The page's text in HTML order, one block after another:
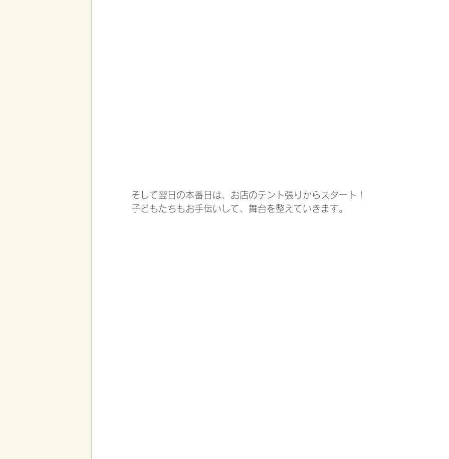
そして翌日の本番日は、お店のテント張りからスタート！
子どもたちもお手伝いして、舞台を整えていきます。